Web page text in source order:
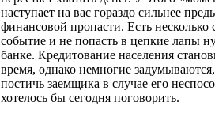
наступает на вас гораздо сильнее
финансовой пропасти. Есть несколько
событие и не попасть в цепкие лапы
банке. Кредитование населения
время, однако немногие
постичь заемщика в случае его
хотелось бы сегодня поговорить.